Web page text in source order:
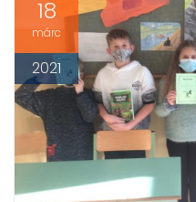
18
márc
2021